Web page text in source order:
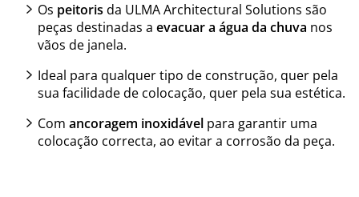
Os peitoris da ULMA Architectural Solutions são
peças destinadas a evacuar a água da chuva nos
vãos de janela.
Ideal para qualquer tipo de construção, quer pela
sua facilidade de colocação, quer pela sua estética.
Com ancoragem inoxidável para garantir uma
colocação correcta, ao evitar a corrosão da peça.